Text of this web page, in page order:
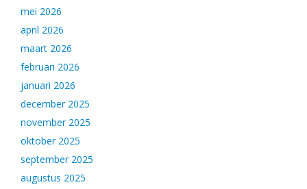
mei 2026
april 2026
maart 2026
februari 2026
januari 2026
december 2025
november 2025
oktober 2025
september 2025
augustus 2025